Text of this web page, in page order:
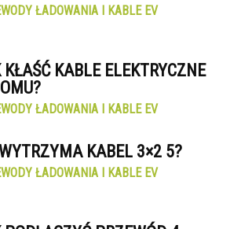
ŁADOWANIA I KABLE EV
KABLE ELEKTRYCZNE
ŁADOWANIA I KABLE EV
WYTRZYMA KABEL 3×2 5?
ŁADOWANIA I KABLE EV